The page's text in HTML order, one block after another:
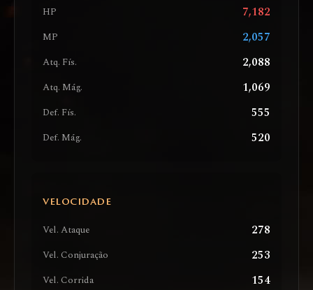
HP 7,182
MP 2,057
Atq. Fís. 2,088
Atq. Mág. 1,069
Def. Fís. 555
Def. Mág. 520
VELOCIDADE
Vel. Ataque 278
Vel. Conjuração 253
Vel. Corrida 154